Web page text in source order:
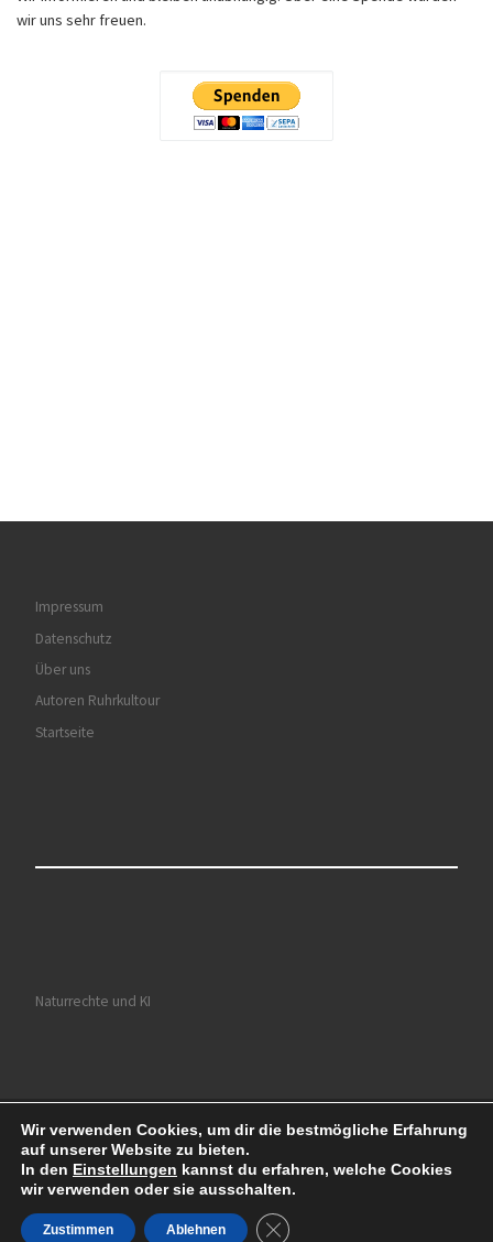
wir uns sehr freuen.
Impressum
Datenschutz
Über uns
Autoren Ruhrkultour
Startseite
Naturrechte und KI
© 2026Ruhrkultour– Alle Rechte vorbehalten
Präsentiert vonWP– Entworfen mit demCustomizr-Theme
Wir verwenden Cookies, um dir die bestmögliche Erfahrung
auf unserer Website zu bieten.
In den Einstellungen kannst du erfahren, welche Cookies
wir verwenden oder sie ausschalten.
Zustimmen Ablehnen GDPR Cookie-Banner